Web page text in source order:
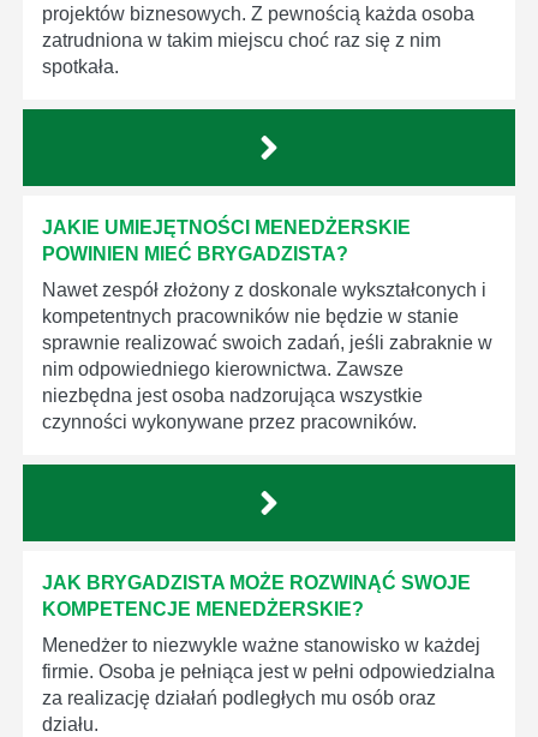
projektów biznesowych. Z pewnością każda osoba
zatrudniona w takim miejscu choć raz się z nim
spotkała.
JAKIE UMIEJĘTNOŚCI MENEDŻERSKIE
POWINIEN MIEĆ BRYGADZISTA?
Nawet zespół złożony z doskonale wykształconych i
kompetentnych pracowników nie będzie w stanie
sprawnie realizować swoich zadań, jeśli zabraknie w
nim odpowiedniego kierownictwa. Zawsze
niezbędna jest osoba nadzorująca wszystkie
czynności wykonywane przez pracowników.
JAK BRYGADZISTA MOŻE ROZWINĄĆ SWOJE
KOMPETENCJE MENEDŻERSKIE?
Menedżer to niezwykle ważne stanowisko w każdej
firmie. Osoba je pełniąca jest w pełni odpowiedzialna
za realizację działań podległych mu osób oraz
działu.